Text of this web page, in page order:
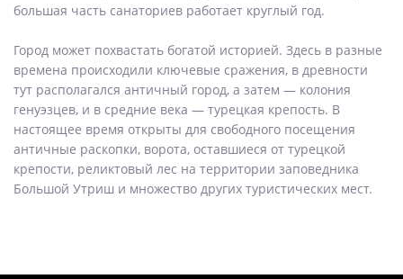
большая часть санаториев работает круглый год.
Город может похвастать богатой историей. Здесь в разные
времена происходили ключевые сражения, в древности
тут располагался античный город, а затем — колония
генуэзцев, и в средние века — турецкая крепость. В
настоящее время открыты для свободного посещения
античные раскопки, ворота, оставшиеся от турецкой
крепости, реликтовый лес на территории заповедника
Большой Утриш и множество других туристических мест.